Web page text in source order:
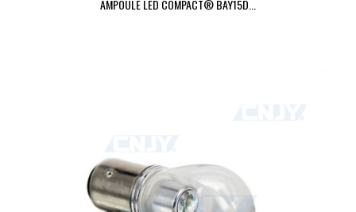
AMPOULE LED COMPACT® BAY15D...